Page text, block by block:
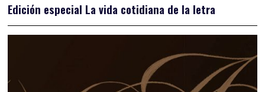
Edición especial La vida cotidiana de la letra